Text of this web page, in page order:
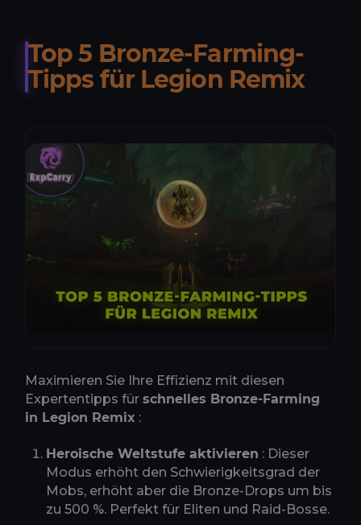
Top 5 Bronze-Farming-
Tipps für Legion Remix
Maximieren Sie Ihre Effizienz mit diesen
Expertentipps für schnelles Bronze-Farming
in Legion Remix :
Heroische Weltstufe aktivieren : Dieser
Modus erhöht den Schwierigkeitsgrad der
Mobs, erhöht aber die Bronze-Drops um bis
zu 500 %. Perfekt für Eliten und Raid-Bosse.